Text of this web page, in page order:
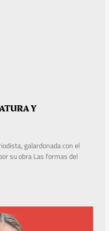
Y
galardonada con el
su obra Las formas del